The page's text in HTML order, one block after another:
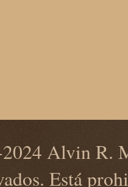
Alvin R.
Está